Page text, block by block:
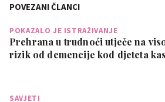
POVEZANI ČLANCI
POKAZALO JE ISTRAŽIVANJE
Prehrana u trudnoći utječe na
rizik od demencije kod djeteta
SAVJETI